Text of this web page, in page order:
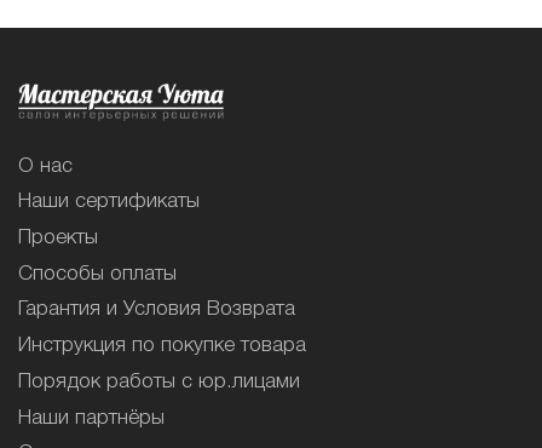
О нас
Наши сертификаты
Проекты
Способы оплаты
Гарантия и Условия Возврата
Инструкция по покупке товара
Порядок работы с юр.лицами
Наши партнёры